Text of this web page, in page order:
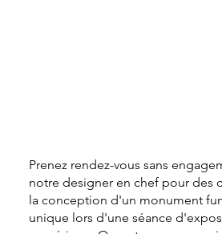
Prenez rendez-vous sans
notre designer en chef pour des
la conception d'un monument
unique lors d'une séance